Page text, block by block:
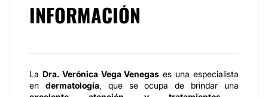
INFORMACIÓN
La Dra. Verónica Vega Venegas es una especialista
en dermatología, que se ocupa de brindar una